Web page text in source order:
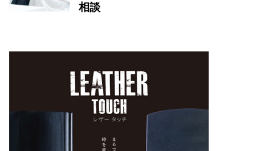
相談